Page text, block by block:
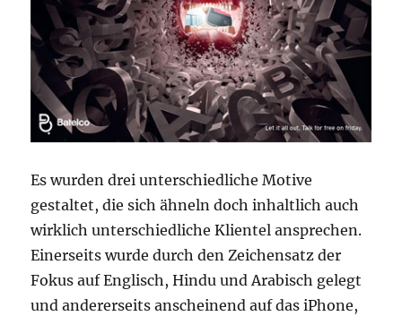
Es wurden drei unterschiedliche Motive
gestaltet, die sich ähneln doch inhaltlich auch
wirklich unterschiedliche Klientel ansprechen.
Einerseits wurde durch den Zeichensatz der
Fokus auf Englisch, Hindu und Arabisch gelegt
und andererseits anscheinend auf das iPhone,